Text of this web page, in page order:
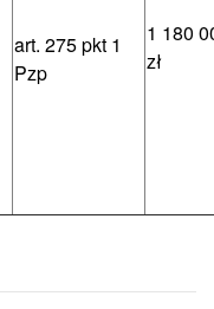
art. 275 pkt 1
Pzp
1 180
zł